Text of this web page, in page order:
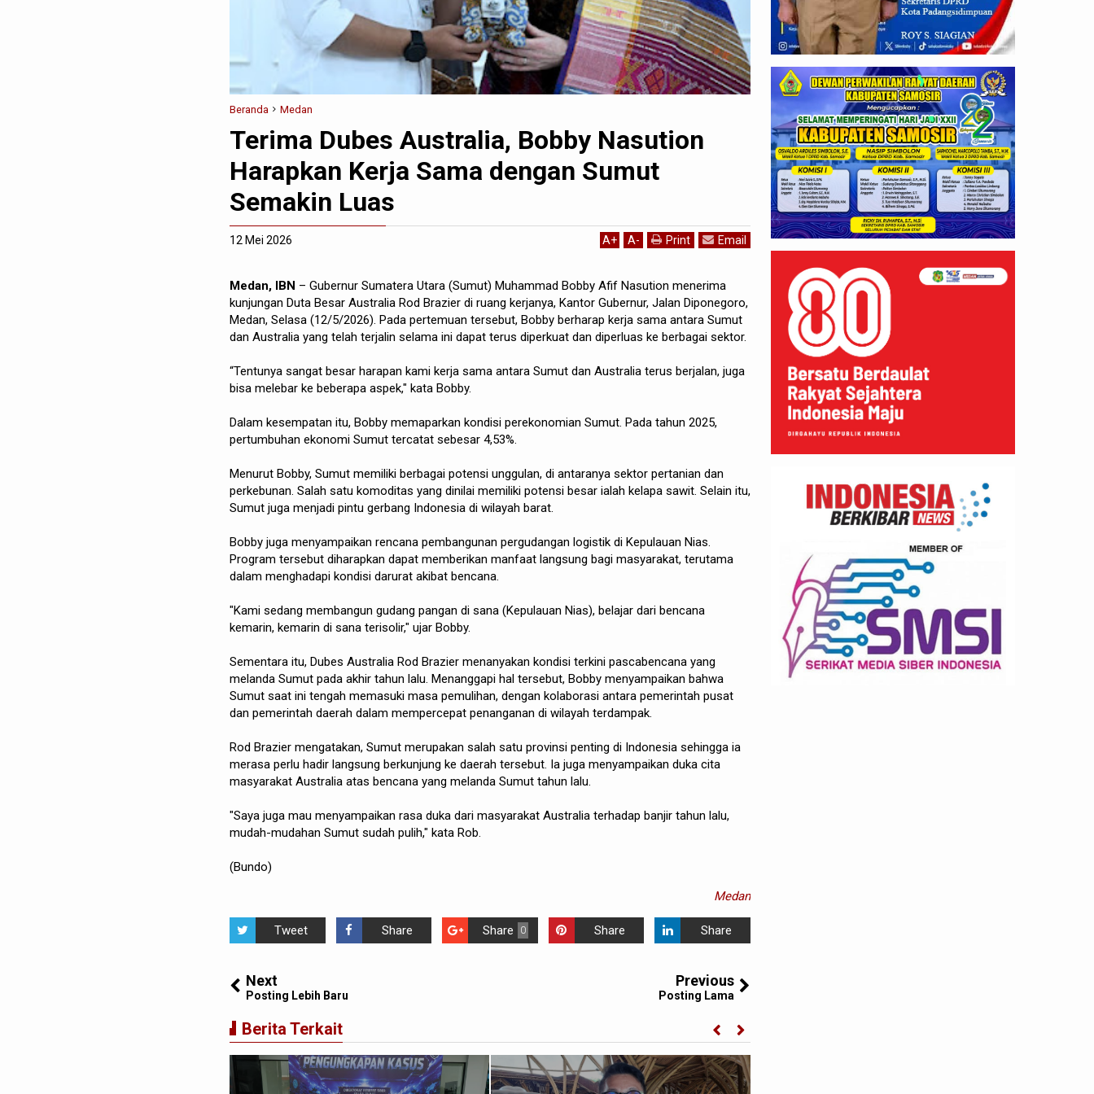
Beranda Medan
Terima Dubes Australia, Bobby Nasution
Harapkan Kerja Sama dengan Sumut
Semakin Luas
12 Mei 2026 A+ A- Print Email
Medan, IBN – Gubernur Sumatera Utara (Sumut) Muhammad Bobby Afif Nasution menerima
kunjungan Duta Besar Australia Rod Brazier di ruang kerjanya, Kantor Gubernur, Jalan Diponegoro,
Medan, Selasa (12/5/2026). Pada pertemuan tersebut, Bobby berharap kerja sama antara Sumut
dan Australia yang telah terjalin selama ini dapat terus diperkuat dan diperluas ke berbagai sektor.
“Tentunya sangat besar harapan kami kerja sama antara Sumut dan Australia terus berjalan, juga
bisa melebar ke beberapa aspek," kata Bobby.
Dalam kesempatan itu, Bobby memaparkan kondisi perekonomian Sumut. Pada tahun 2025,
pertumbuhan ekonomi Sumut tercatat sebesar 4,53%.
Menurut Bobby, Sumut memiliki berbagai potensi unggulan, di antaranya sektor pertanian dan
perkebunan. Salah satu komoditas yang dinilai memiliki potensi besar ialah kelapa sawit. Selain itu,
Sumut juga menjadi pintu gerbang Indonesia di wilayah barat.
Bobby juga menyampaikan rencana pembangunan pergudangan logistik di Kepulauan Nias.
Program tersebut diharapkan dapat memberikan manfaat langsung bagi masyarakat, terutama
dalam menghadapi kondisi darurat akibat bencana.
"Kami sedang membangun gudang pangan di sana (Kepulauan Nias), belajar dari bencana
kemarin, kemarin di sana terisolir," ujar Bobby.
Sementara itu, Dubes Australia Rod Brazier menanyakan kondisi terkini pascabencana yang
melanda Sumut pada akhir tahun lalu. Menanggapi hal tersebut, Bobby menyampaikan bahwa
Sumut saat ini tengah memasuki masa pemulihan, dengan kolaborasi antara pemerintah pusat
dan pemerintah daerah dalam mempercepat penanganan di wilayah terdampak.
Rod Brazier mengatakan, Sumut merupakan salah satu provinsi penting di Indonesia sehingga ia
merasa perlu hadir langsung berkunjung ke daerah tersebut. Ia juga menyampaikan duka cita
masyarakat Australia atas bencana yang melanda Sumut tahun lalu.
"Saya juga mau menyampaikan rasa duka dari masyarakat Australia terhadap banjir tahun lalu,
mudah-mudahan Sumut sudah pulih," kata Rob.
(Bundo)
Medan
Tweet Share 0
Share Share Share
Next
Posting Lebih Baru
Previous
Posting Lama
Berita Terkait